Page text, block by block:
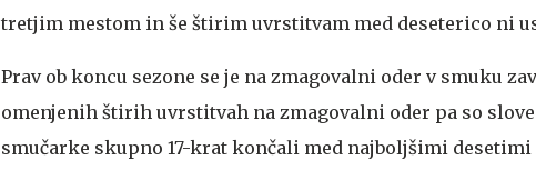
tretjim mestom in še štirim uvrstitvam med deseterico ni
Prav ob koncu sezone se je na zmagovalni oder v smuku
omenjenih štirih uvrstitvah na zmagovalni oder pa so
smučarke skupno 17-krat končali med najboljšimi